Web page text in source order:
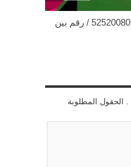
بي ان سبورت الفنطاس / 52520080 / رقم بين
. الحقول المطلوبة